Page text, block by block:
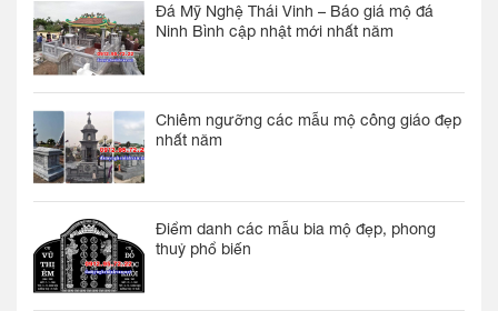
Đá Mỹ Nghệ Thái Vinh – Báo giá mộ đá
Ninh Bình cập nhật mới nhất năm
Chiêm ngưỡng các mẫu mộ công giáo đẹp
nhất năm
Điểm danh các mẫu bia mộ đẹp, phong
thuỷ phổ biến